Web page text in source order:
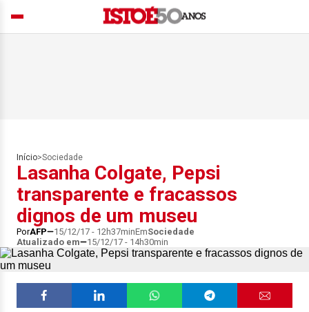
Início>Sociedade
Lasanha Colgate, Pepsi
transparente e fracassos
dignos de um museu
PorAFP 15/12/17 - 12h37minEmSociedade
Atualizado em
15/12/17 - 14h30min